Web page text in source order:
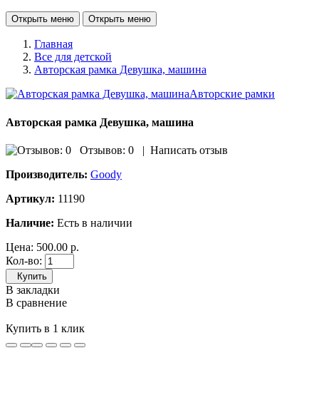
Открыть меню Открыть меню
Главная
Все для детской
Авторская рамка Девушка, машина
Авторская рамка Девушка, машина
Отзывов: 0 | Написать отзыв
Производитель: Goody
Артикул: 11190
Наличие: Есть в наличии
Цена: 500.00 р.
Кол-во:
Купить
В закладки
В сравнение
Купить в 1 клик